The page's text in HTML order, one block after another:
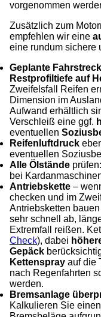
vorgenommen
Zusätzlich zum
empfehlen wir eine
eine rundum sichere
Geplante
Restprofiltiefe auf
Zweifelsfall Reifen
Dimension im
Aufwand erhältlich
Verschleiß eine ggf.
eventuellen
Reifenluftdruck
eventuellen
Alle Ölstände
bei
Antriebskette –
checken und im
Antriebsketten
sehr schnell ab,
Extremfall reißen.
Check), dabei
Gepäck
Kettenspray auf die
nach Regenfahrten
werden.
Bremsanlage
Kalkulieren Sie